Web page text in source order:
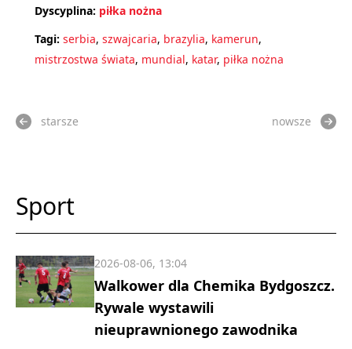
Dyscyplina: piłka nożna
Tagi: serbia, szwajcaria, brazylia, kamerun,
mistrzostwa świata, mundial, katar, piłka nożna
starsze nowsze
Sport
Walkower dla Chemika Bydgoszcz.
Rywale wystawili
nieuprawnionego zawodnika
2026-08-06, 13:04